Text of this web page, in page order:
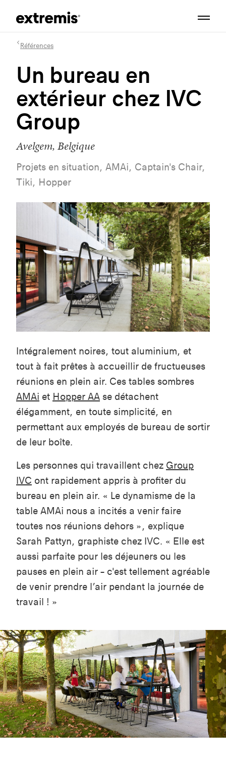
Références
Un bureau en
extérieur chez IVC
Group
Avelgem, Belgique
Projets en situation, AMAi, Captain's Chair,
Tiki, Hopper
Intégralement noires, tout aluminium, et
tout à fait prêtes à accueillir de fructueuses
réunions en plein air. Ces tables sombres
AMAi et Hopper AA se détachent
élégamment, en toute simplicité, en
permettant aux employés de bureau de sortir
de leur boîte.
Les personnes qui travaillent chez Group
IVC ont rapidement appris à profiter du
bureau en plein air. « Le dynamisme de la
table AMAi nous a incités a venir faire
toutes nos réunions dehors », explique
Sarah Pattyn, graphiste chez IVC. « Elle est
aussi parfaite pour les déjeuners ou les
pauses en plein air – c'est tellement agréable
de venir prendre l’air pendant la journée de
travail ! »